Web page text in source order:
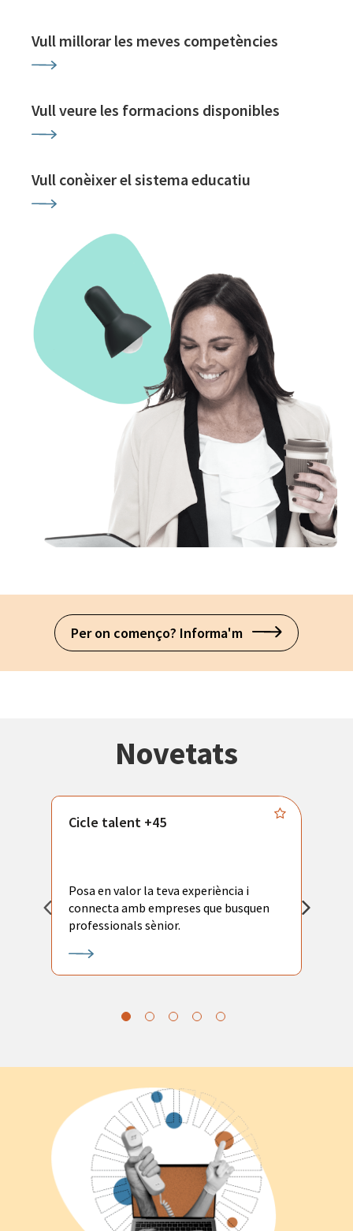
Vull millorar les meves competències
Vull veure les formacions disponibles
Vull conèixer el sistema educatiu
Per on començo? Informa'm
Novetats
Cicle talent +45
Posa en valor la teva experiència i
connecta amb empreses que busquen
professionals sènior.